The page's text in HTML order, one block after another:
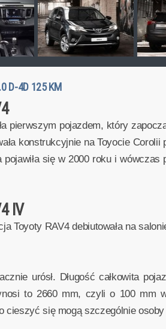
D-4D 125 KM
pierwszym pojazdem, który
konstrukcyjnie na Toyocie
pojawiła się w 2000 roku i
IV
Toyoty RAV4 debiutowała na
urósł. Długość całkowita
to 2660 mm, czyli o 100 mm
cieszyć się mogą szczególnie